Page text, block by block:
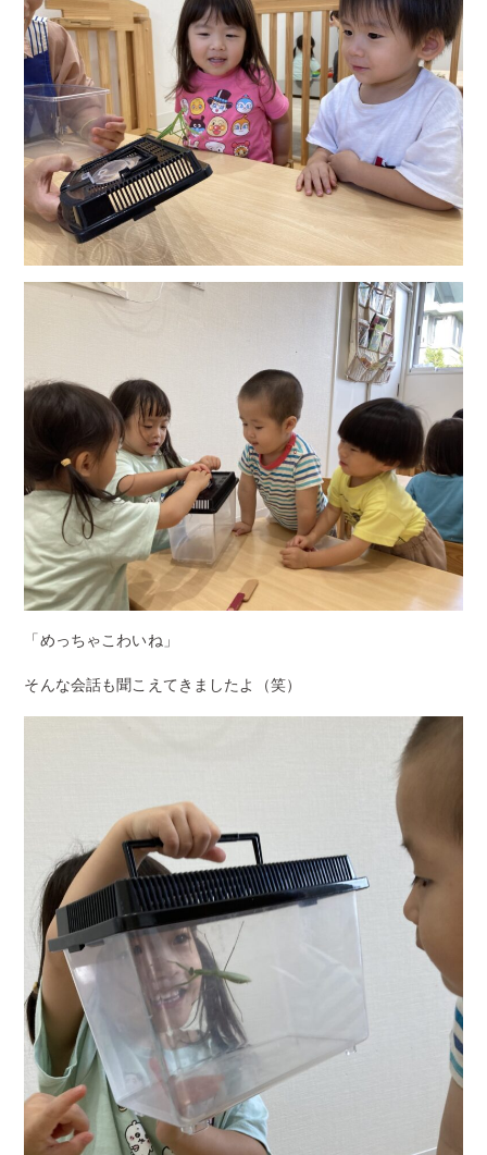
「めっちゃこわいね」
そんな会話も聞こえてきましたよ（笑）